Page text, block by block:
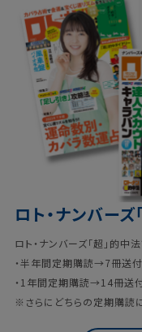
ロト・ナンバーズ
ロト・ナンバーズ「超」的
・半年間定期購読→7冊送
・1年間定期購読→14冊送
※さらにどちらの定期購読